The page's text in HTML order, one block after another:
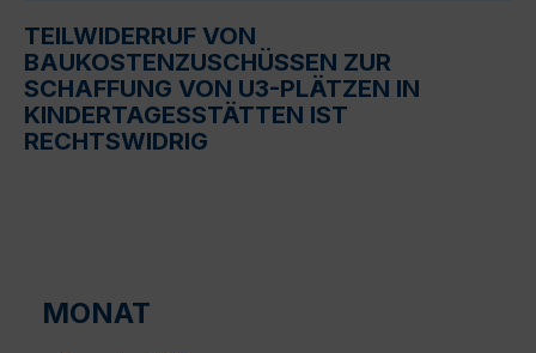
TEILWIDERRUF VON
BAUKOSTENZUSCHÜSSEN ZUR
SCHAFFUNG VON U3-PLÄTZEN IN
KINDERTAGESSTÄTTEN IST
RECHTSWIDRIG
MONAT